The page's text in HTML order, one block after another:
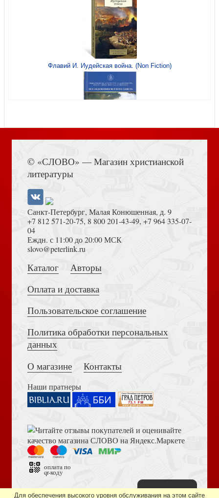
Христианства нет без Церкви
Освящение храма. Чины архиерейского
священнослужения (в кожаном переплете)
Приходское богословие и другие рассказы
Преподобный Серафим Саровский (Жития святых.
Домашнее последование воскресной вечерни, утрени,
часов и обедницы
Флавий И. Иудейская война. (Non Fiction)
Достоевский Ф.М. Сила и правда России (2024)
Толкование на Апокалипсис (Тихоний Африканский)
© «СЛОВО» — Магазин христианской
литературы
Санкт-Петербург, Малая Конюшенная, д. 9
+7 812 571-20-75, 8 800 201-43-49, +7 964 335-07-
04
Еждн. с 11:00 до 20:00 МСК
slovo@peterlink.ru
Каталог
Авторы
Оплата и доставка
Пользовательское соглашение
Политика обработки персональных
данных
О магазине
Контакты
Наши пратнеры
оплата по
qr-коду
Дизайн сайта —студия «Артминистри»
Для обеспечения высокого уровня обслуживания на этом сайте